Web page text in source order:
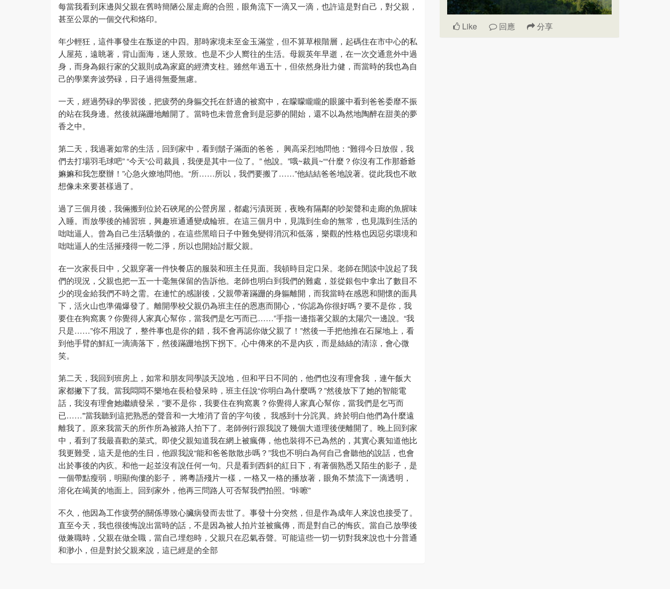
每當我看到床邊與父親在舊時簡陋公屋走廊的合照，眼角流下一滴又一滴，也許這是對自己，對父親，
甚至公眾的一個交代和烙印。
年少輕狂，這件事發生在叛逆的中四。那時家境未至金玉滿堂，但不算草根階層，起碼住在市中心的私
人屋苑，遠眺著，背山面海，迷人景致。也是不少人嚮往的生活。母親英年早逝，在一次交通意外中過
身，而身為銀行家的父親則成為家庭的經濟支柱。雖然年過五十，但依然身壯力健，而當時的我也為自
己的學業奔波勞碌，日子過得無憂無慮。
一天，經過勞碌的學習後，把疲勞的身軀交托在舒適的被窩中，在矇矇矓矓的眼簾中看到爸爸委靡不振
的站在我身邊。然後就蹣跚地離開了。當時也未曾意會到是惡夢的開始，還不以為然地陶醉在甜美的夢
香之中。
第二天，我過著如常的生活，回到家中，看到鬍子滿面的爸爸， 興高采烈地問他：“難得今日放假，我
們去打場羽毛球吧” “今天“公司裁員，我便是其中一位了。” 他說。”哦~裁員~““什麼？你沒有工作那爺爺
嫲嫲和我怎麼辦！”心急火燎地問他。“所……所以，我們要搬了……”他結結爸爸地說著。從此我也不敢
想像未來要甚樣過了。
過了三個月後，我倆搬到位於石硤尾的公營房屋，都處污漬斑斑，夜晚有隔鄰的吵架聲和走廊的魚腥味
入睡。而放學後的補習班，興趣班通通變成輪班。在這三個月中，見識到生命的無常，也見識到生活的
咄咄逼人。曾為自己生活驕傲的，在這些黑暗日子中難免變得消沉和低落，樂觀的性格也因惡劣環境和
咄咄逼人的生活摧殘得一乾二淨，所以也開始討厭父親。
在一次家長日中，父親穿著一件快餐店的服裝和班主任見面。我頓時目定口呆。老師在閒談中說起了我
們的現況，父親也把一五一十毫無保留的告訴他。老師也明白到我們的難處，並從銀包中拿出了數目不
少的現金給我們不時之需。在連忙的感謝後，父親帶著蹣跚的身軀離開，而我當時在感恩和開懷的面具
下，活火山也準備爆發了。離開學校父親仍為班主任的恩惠而開心，“你認為你很好嗎？要不是你，我
要住在狗窩裏？你覺得人家真心幫你，當我們是乞丐而已……”手指一邊指著父親的太陽穴一邊說。“我
只是……”你不用說了，整件事也是你的錯，我不會再認你做父親了！”然後一手把他推在石屎地上，看
到他手臂的鮮紅一滴滴落下，然後蹣跚地拐下拐下。心中傳來的不是內疚，而是絲絲的清涼，會心微
笑。
第二天，我回到班房上，如常和朋友同學談天說地，但和平日不同的，他們也沒有理會我 ，連午飯大
家都撇下了我。當我悶悶不樂地在長枱發呆時，班主任說“你明白為什麼嗎？”然後放下了她的智能電
話，我沒有理會她繼續發呆，”要不是你，我要住在狗窩裏？你覺得人家真心幫你，當我們是乞丐而
已……"當我聽到這把熟悉的聲音和一大堆消了音的字句後， 我感到十分詫異。終於明白他們為什麼遠
離我了。原來我當天的所作所為被路人拍下了。老師例行跟我說了幾個大道理後便離開了。晚上回到家
中，看到了我最喜歡的菜式。即使父親知道我在網上被瘋傳，他也裝得不已為然的，其實心裏知道他比
我更難受，這天是他的生日，他跟我說“能和爸爸散散步嗎？”我也不明白為何自己會聽他的說話，也會
出於事後的內疚。和他一起並沒有說任何一句。只是看到西斜的紅日下，有著個熟悉又陌生的影子，是
一個帶點瘦弱，明顯佝僂的影子， 將粵語殘片一樣，一格又一格的播放著，眼角不禁流下一滴透明，
溶化在竭黃的地面上。回到家外，他再三問路人可否幫我們拍照。“咔嚓”
不久，他因為工作疲勞的關係導致心臟病發而去世了。事發十分突然，但是作為成年人來說也接受了。
直至今天，我也很後悔說出當時的話，不是因為被人拍片並被瘋傳，而是對自己的悔疚。當自己放學後
做兼職時，父親在做全職，當自己埋怨時，父親只在忍氣吞聲。可能這些一切一切對我來說也十分普通
和渺小，但是對於父親來說，這已經是的全部
Like 回應 分享